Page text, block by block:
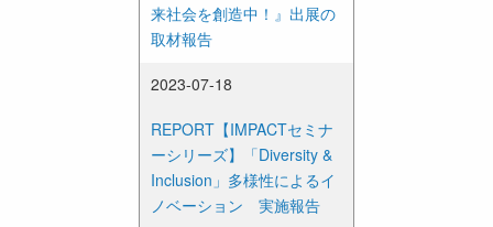
来社会を創造中！』出展の
取材報告
2023-07-18
REPORT【IMPACTセミナ
ーシリーズ】「Diversity &
Inclusion」多様性によるイ
ノベーション 実施報告